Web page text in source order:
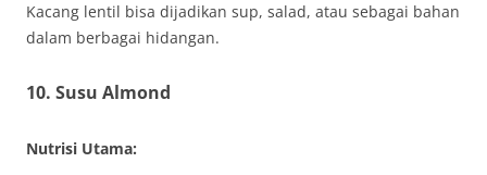
Kacang lentil bisa dijadikan sup, salad, atau sebagai bahan
dalam berbagai hidangan.
10. Susu Almond
Nutrisi Utama: